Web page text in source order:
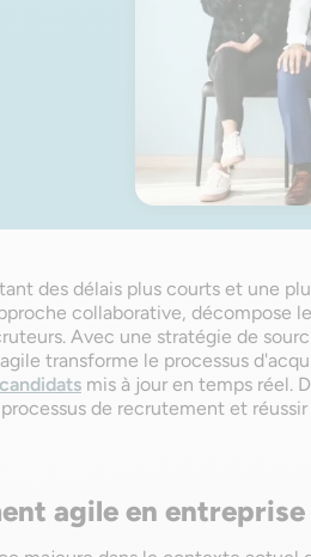
des délais plus courts et une
collaborative, décompose
Avec une stratégie de
transforme le processus
mis à jour en temps réel.
de recrutement et réussir
agile en entreprise